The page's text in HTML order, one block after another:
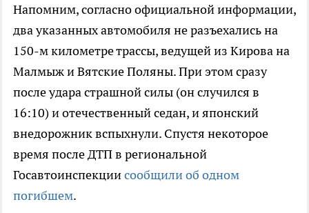
Напомним, согласно официальной информации,
два указанных автомобиля не разъехались на
150-м километре трассы, ведущей из Кирова на
Малмыж и Вятские Поляны. При этом сразу
после удара страшной силы (он случился в
16:10) и отечественный седан, и японский
внедорожник вспыхнули. Спустя некоторое
время после ДТП в региональной
Госавтоинспекциисообщили об одном
погибшем.